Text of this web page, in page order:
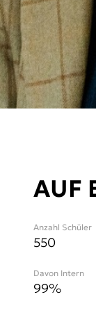
AUF
Anzahl Schüler
550
Davon Intern
99%